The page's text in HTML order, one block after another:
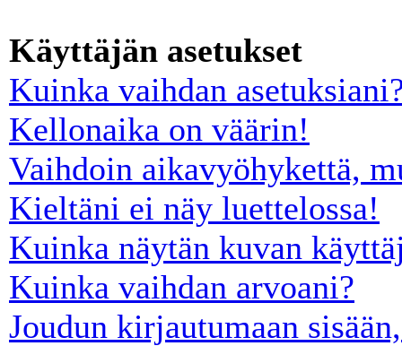
Käyttäjän asetukset
Kuinka vaihdan
Kellonaika on väärin!
Vaihdoin aikavyöhykettä,
Kieltäni ei näy luettelossa!
Kuinka näytän kuvan
Kuinka vaihdan arvoani?
Joudun kirjautumaan